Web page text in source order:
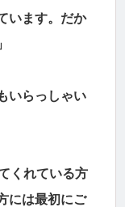
います。だか
いらっしゃい
くれている方
には最初にご